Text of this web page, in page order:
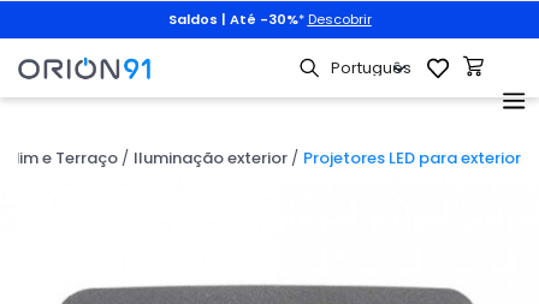
Saldos | Até -30%* Descobrir
e Terraço Iluminação exterior Projetores LED para exterior